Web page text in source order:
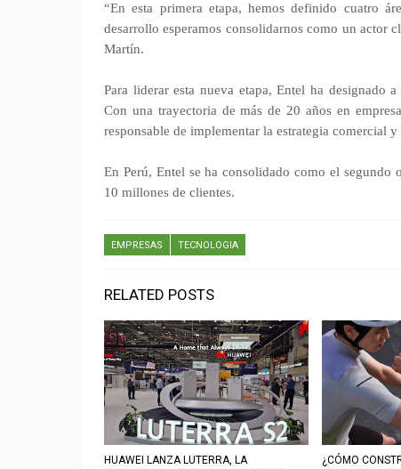
“En esta primera etapa, hemos definido cuatro
desarrollo esperamos consolidarnos como un actor
Martín.
Para liderar esta nueva etapa, Entel ha
Con una trayectoria de más de 20 años en
responsable de implementar la estrategia comercial
En Perú, Entel se ha consolidado como el
10 millones de clientes.
EMPRESAS TECNOLOGIA
RELATED POSTS
HUAWEI LANZA LUTERRA, LA
¿CÓMO